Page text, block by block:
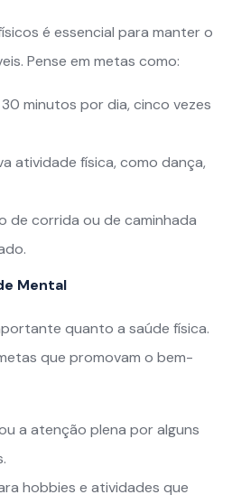
é essencial para manter o
Pense em metas como:
minutos por dia, cinco vezes
atividade física, como dança,
de corrida ou de caminhada
Mental
quanto a saúde física.
que promovam o bem-
a atenção plena por alguns
hobbies e atividades que